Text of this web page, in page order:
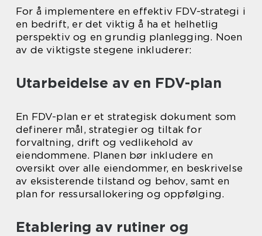
For å implementere en effektiv FDV-strategi i
en bedrift, er det viktig å ha et helhetlig
perspektiv og en grundig planlegging. Noen
av de viktigste stegene inkluderer:
Utarbeidelse av en FDV-plan
En FDV-plan er et strategisk dokument som
definerer mål, strategier og tiltak for
forvaltning, drift og vedlikehold av
eiendommene. Planen bør inkludere en
oversikt over alle eiendommer, en beskrivelse
av eksisterende tilstand og behov, samt en
plan for ressursallokering og oppfølging.
Etablering av rutiner og